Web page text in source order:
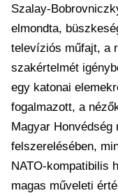
Szalay-
elmondta,
televíziós műfajt, a
szakértelmét
egy katonai
fogalmazott, a
Magyar Honvédség
felszerelésében,
NATO-kompatibilis
magas műveleti